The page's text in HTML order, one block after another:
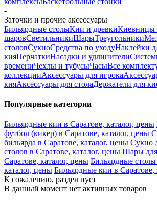
-
Заточки и прочие аксессуары
Бильярдные столыКии и древкиКиевницы
шаровСветильникиШарыТреугольники
столовСукноСредства по уходуНаклейки
кияПерчаткиНасадки и удлинители
времениЧехлы и тубусыЧасыВсе
коллекцииАксессуары для игрока
кияАксессуары для столаДержатели для
Популярные категории
Бильярдные кии в Саратове, каталог, цены
футбол (кикер) в Саратове, каталог, цены
бильярда в Саратове, каталог, цены Сукно
столов в Саратове, каталог, цены Шары для
Саратове, каталог, цены Бильярдные столы
каталог, цены Бильярдные кии в Саратове,
К сожалению, раздел пуст
В данный момент нет активных товаров